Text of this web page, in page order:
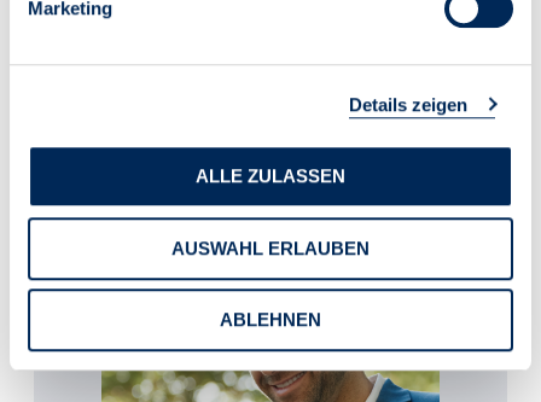
Marketing
Details zeigen
ALLE ZULASSEN
AUSWAHL ERLAUBEN
ABLEHNEN
Wohnungsbau zum Erhalt der Kapazitäten?
“ ist hier